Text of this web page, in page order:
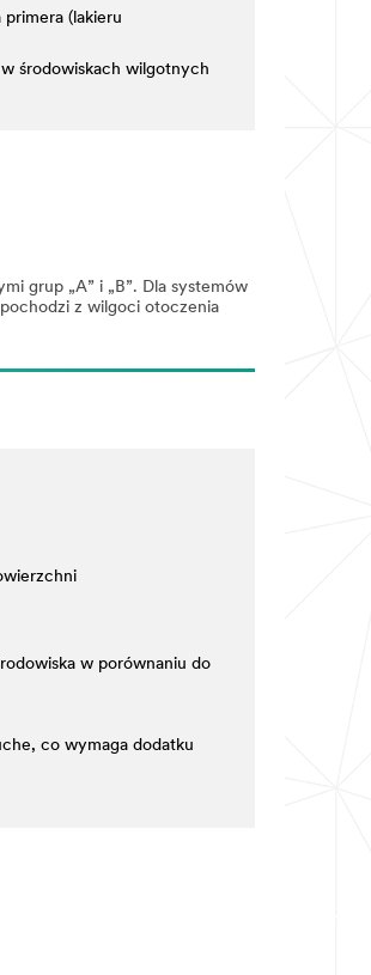
primera (lakieru
środowiskach wilgotnych
grup „A” i „B”. Dla systemów
z wilgoci otoczenia
w porównaniu do
co wymaga dodatku